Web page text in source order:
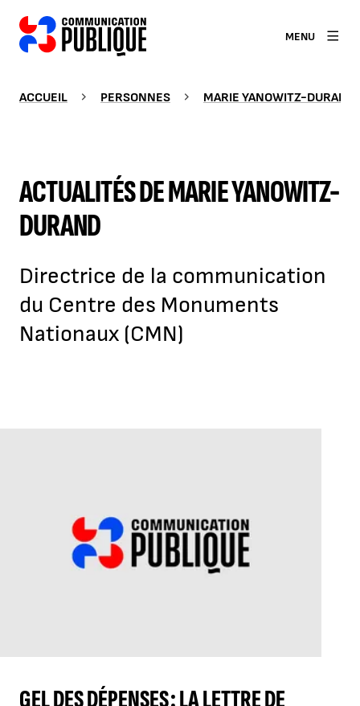
MENU
ACCUEIL PERSONNES MARIE YANOWITZ-DURAND
ACTUALITÉS DE MARIE YANOWITZ-
DURAND
Directrice de la communication
du Centre des Monuments
Nationaux (CMN)